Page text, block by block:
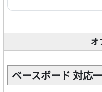
オ
ベースボード 対応